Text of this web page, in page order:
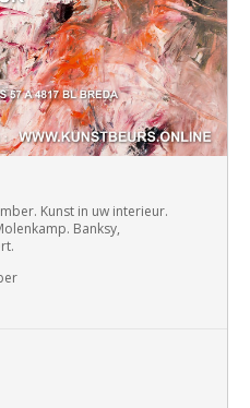
Kunst in uw interieur.
Banksy,